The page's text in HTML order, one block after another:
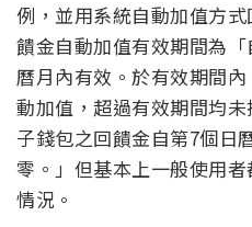
例，並用系統自動加值方
饋金自動加值有效期間為
曆月內有效。於有效期間
動加值，超過有效期間均
子錢包之回饋金自第7個日
零。」但基本上一般使用
情況。